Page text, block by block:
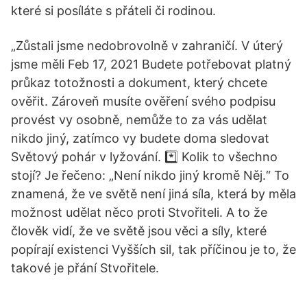
které si posíláte s přáteli či rodinou.
„Zůstali jsme nedobrovolně v zahraničí. V úterý
jsme měli Feb 17, 2021 Budete potřebovat platný
průkaz totožnosti a dokument, který chcete
ověřit. Zároveň musíte ověření svého podpisu
provést vy osobně, nemůže to za vás udělat
nikdo jiný, zatímco vy budete doma sledovat
Světový pohár v lyžování. *️⃣ Kolik to všechno
stojí? Je řečeno: „Není nikdo jiný kromě Něj.“ To
znamená, že ve světě není jiná síla, která by měla
možnost udělat něco proti Stvořiteli. A to že
člověk vidí, že ve světě jsou věci a síly, které
popírají existenci Vyšších sil, tak příčinou je to, že
takové je přání Stvořitele.